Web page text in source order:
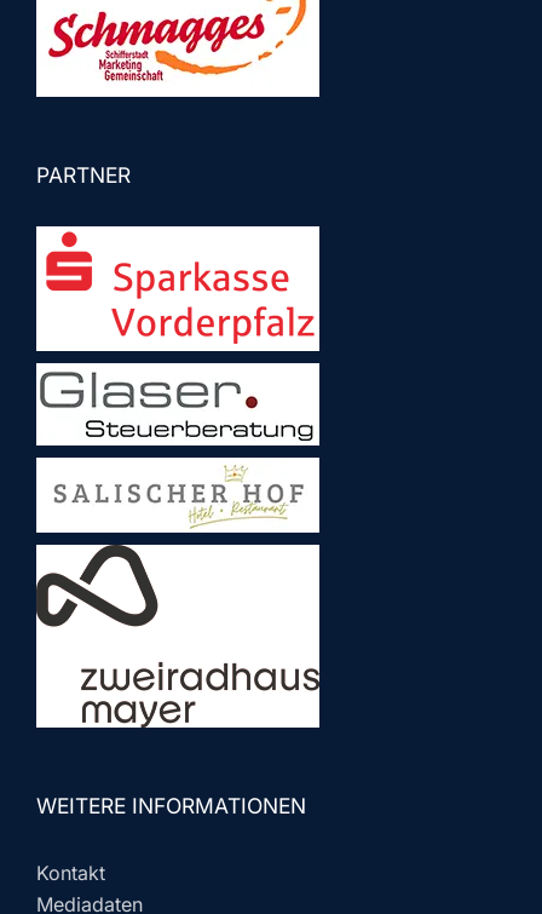
PARTNER
WEITERE INFORMATIONEN
Kontakt
Mediadaten